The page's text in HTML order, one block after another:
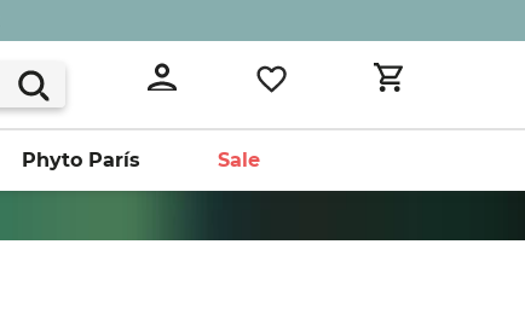
Phyto París Sale